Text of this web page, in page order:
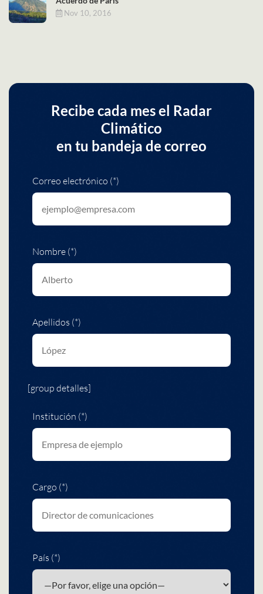
Nov 10, 2016
Recibe cada mes el Radar
Climático
en tu bandeja de correo
Correo electrónico (*)
Nombre (*)
Apellidos (*)
[group detalles]
Institución (*)
Cargo (*)
País (*)